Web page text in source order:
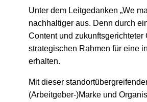
Unter dem Leitgedanken „We
nachhaltiger aus. Denn durch
Content und
strategischen Rahmen für eine
erhalten.
Mit dieser
(Arbeitgeber-)Marke und